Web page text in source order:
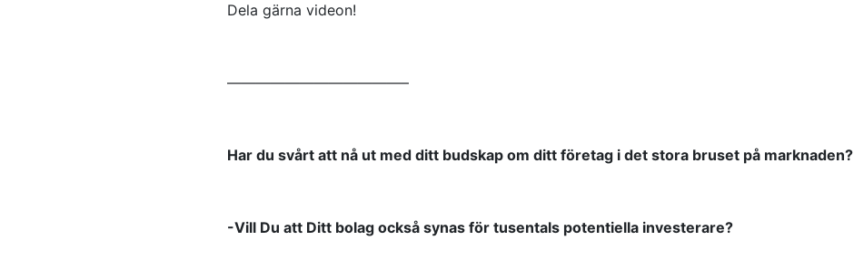
Dela gärna videon!
————————————–
Har du svårt att nå ut med ditt budskap om ditt företag i det stora bruset på marknaden?
-Vill Du att Ditt bolag också synas för tusentals potentiella investerare?